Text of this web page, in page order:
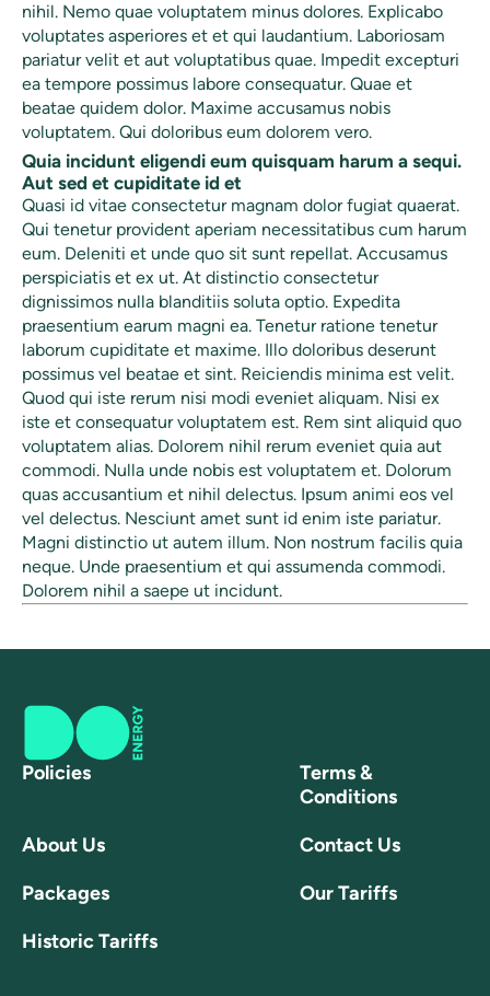
nihil. Nemo quae voluptatem minus dolores. Explicabo
voluptates asperiores et et qui laudantium. Laboriosam
pariatur velit et aut voluptatibus quae. Impedit excepturi
ea tempore possimus labore consequatur. Quae et
beatae quidem dolor. Maxime accusamus nobis
voluptatem. Qui doloribus eum dolorem vero.
Quia incidunt eligendi eum quisquam harum a sequi.
Aut sed et cupiditate id et
Quasi id vitae consectetur magnam dolor fugiat quaerat.
Qui tenetur provident aperiam necessitatibus cum harum
eum. Deleniti et unde quo sit sunt repellat. Accusamus
perspiciatis et ex ut. At distinctio consectetur
dignissimos nulla blanditiis soluta optio. Expedita
praesentium earum magni ea. Tenetur ratione tenetur
laborum cupiditate et maxime. Illo doloribus deserunt
possimus vel beatae et sint. Reiciendis minima est velit.
Quod qui iste rerum nisi modi eveniet aliquam. Nisi ex
iste et consequatur voluptatem est. Rem sint aliquid quo
voluptatem alias. Dolorem nihil rerum eveniet quia aut
commodi. Nulla unde nobis est voluptatem et. Dolorum
quas accusantium et nihil delectus. Ipsum animi eos vel
vel delectus. Nesciunt amet sunt id enim iste pariatur.
Magni distinctio ut autem illum. Non nostrum facilis quia
neque. Unde praesentium et qui assumenda commodi.
Dolorem nihil a saepe ut incidunt.
Policies
Terms &
Conditions
About Us
Contact Us
Packages
Our Tariffs
Historic Tariffs